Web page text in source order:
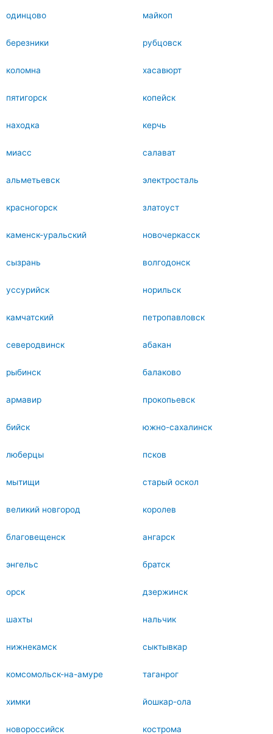
одинцово майкоп
березники рубцовск
коломна хасавюрт
пятигорск копейск
находка керчь
миасс салават
альметьевск электросталь
красногорск златоуст
каменск-уральский новочеркасск
сызрань волгодонск
уссурийск норильск
камчатский петропавловск
северодвинск абакан
рыбинск балаково
армавир прокопьевск
бийск южно-сахалинск
люберцы псков
мытищи старый оскол
великий новгород королев
благовещенск ангарск
энгельс братск
орск дзержинск
шахты нальчик
нижнекамск сыктывкар
комсомольск-на-амуре таганрог
химки йошкар-ола
новороссийск кострома